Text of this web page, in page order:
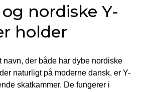
nordiske Y-
holder
navn, der både har dybe nordiske
naturligt på moderne dansk, er Y-
skatkammer. De fungerer i